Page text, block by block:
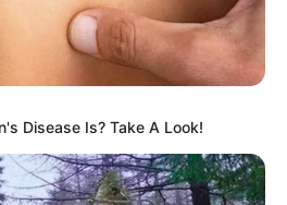
LAINNYA
Disease Is? Take A Look!